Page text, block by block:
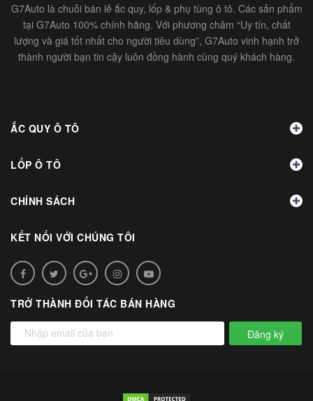
G7Auto là chuỗi bán lẻ ắc quy, lốp & phụ tùng ô tô. Các sản phẩm
tại G7Auto 100% chính hãng. Với phương châm “Uy tín, chất
lượng và giá tốt nhất cho người tiêu dùng”, G7Auto vinh hạnh trở
thành người bạn tin cậy luôn đồng hành cùng quý khách hàng.
ẮC QUY Ô TÔ
LỐP Ô TÔ
CHÍNH SÁCH
KẾT NỐI VỚI CHÚNG TÔI
TRỞ THÀNH ĐỐI TÁC BÁN HÀNG
Đăng ký